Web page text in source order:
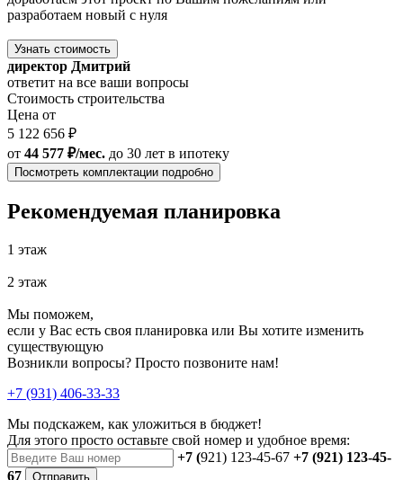
разработаем новый с нуля
Узнать стоимость
директор Дмитрий
ответит на все ваши вопросы
Стоимость строительства
Цена от
5 122 656 ₽
от 44 577 ₽/мес. до 30 лет в ипотеку
Посмотреть комплектации подробно
Рекомендуемая планировка
1 этаж
2 этаж
Мы поможем,
если у Вас есть своя планировка или Вы хотите изменить
существующую
Возникли вопросы? Просто позвоните нам!
+7 (931) 406-33-33
Мы подскажем, как уложиться в бюджет!
Для этого просто оставьте свой номер и удобное время:
+7 (921) 123-45-67 +7 (921) 123-45-
67
Отправить